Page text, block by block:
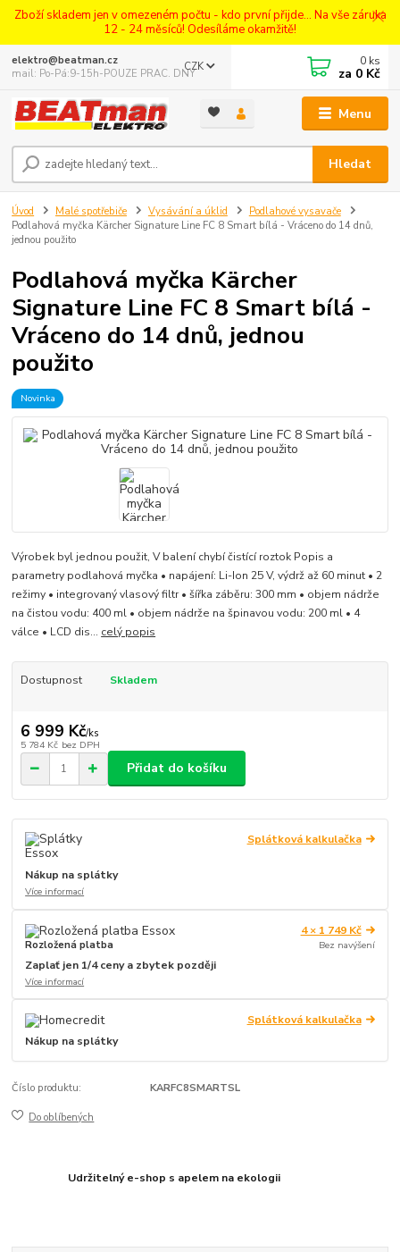
Zboží skladem jen v omezeném počtu - kdo první přijde... Na vše záruka
12 - 24 měsíců! Odesíláme okamžitě!
Menu
CZK
Hledat
elektro@beatman.cz
mail: Po-Pá:9-15h-POUZE PRAC. DNY
0 ks
za 0 Kč
Úvod Malé spotřebiče Vysávání a úklid
Podlahové vysavače
Podlahová myčka Kärcher Signature Line FC 8 Smart bílá - Vráceno do 14 dnů,
jednou použito
Podlahová myčka Kärcher
Signature Line FC 8 Smart bílá -
Vráceno do 14 dnů, jednou
použito
Novinka
Výrobek byl jednou použit, V balení chybí čistící roztok Popis a
parametry podlahová myčka • napájení: Li-Ion 25 V, výdrž až 60 minut • 2
režimy • integrovaný vlasový filtr • šířka záběru: 300 mm • objem nádrže
na čistou vodu: 400 ml • objem nádrže na špinavou vodu: 200 ml • 4
válce • LCD dis... celý popis
Dostupnost Skladem
6 999 Kč/ks
5 784 Kč bez DPH
Přidat do košíku
Splátková kalkulačka
Nákup na splátky
Více informací
Rozložená platba
4 × 1 749 Kč
Bez navýšení
Zaplať jen 1/4 ceny a zbytek později
Více informací
Splátková kalkulačka
Nákup na splátky
Číslo produktu: KARFC8SMARTSL
Do oblíbených
Udržitelný e-shop s apelem na ekologii